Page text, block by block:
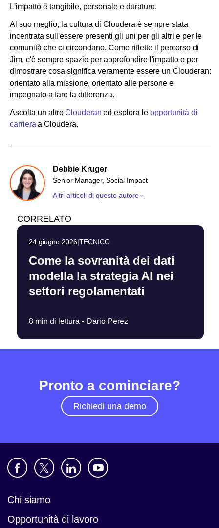
L'impatto è tangibile, personale e duraturo.
Al suo meglio, la cultura di Cloudera è sempre stata
incentrata sull'essere presenti gli uni per gli altri e per le
comunità che ci circondano. Come riflette il percorso di
Jim, c'è sempre spazio per approfondire l'impatto e per
dimostrare cosa significa veramente essere un Clouderan:
orientato alla missione, orientato alle persone e
impegnato a fare la differenza.
Ascolta un altroClouderan ed esplora le opportunità di
carrieraa Cloudera.
Debbie Kruger
Senior Manager, Social Impact
Altri articoli di questo autore ›
CORRELATO
24 giugno 2026|TECNICO
Come la sovranità dei dati
modella la strategia AI nei
settori regolamentati
8 min di lettura • Dario Perez
Pronto a cominciare?
Richiedi una demo
Chi siamo
Opportunità di lavoro